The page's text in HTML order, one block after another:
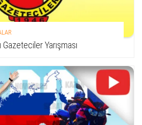
Gazeteciler Yarışması